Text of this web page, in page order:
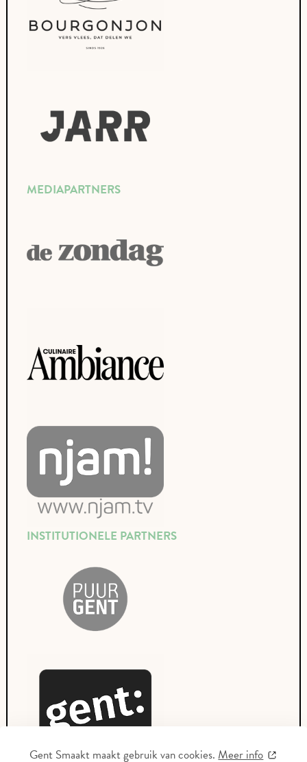
Gent Smaakt maakt gebruik van cookies.Meer info
MEDIAPARTNERS
INSTITUTIONELE PARTNERS